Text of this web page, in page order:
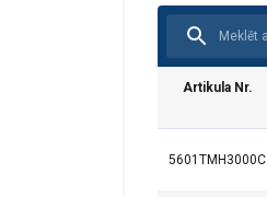
Artikula Nr.
5601TMH3000C